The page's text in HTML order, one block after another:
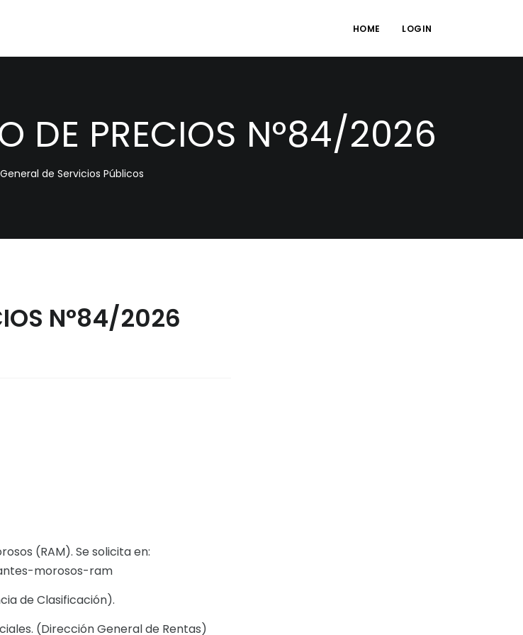
HOME LOGIN
DE PRECIOS N°84/2026
de Servicios Públicos
N°84/2026
(RAM). Se solicita en:
morosos-ram
de Clasificación).
(Dirección General de Rentas)